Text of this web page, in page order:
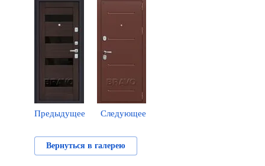
Предыдущее Следующее
Вернуться в галерею